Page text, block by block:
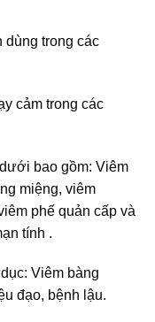
dùng trong các
cảm trong các
bao gồm: Viêm
miệng, viêm
phế quản cấp và
tính .
Viêm bàng
đạo, bệnh lậu.